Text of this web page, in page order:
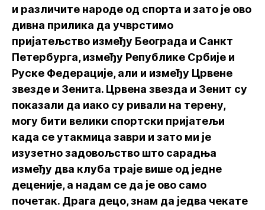
и различите народе од спорта и зато је ово
дивна прилика да учврстимо
пријатељство између Београда и Санкт
Петербурга, између Републике Србије и
Руске Федерације, али и између Црвене
звезде и Зенита. Црвена звезда и Зенит су
показали да иако су ривали на терену,
могу бити велики спортски пријатељи
када се утакмица заври и зато ми је
изузетно задовољство што сарадња
између два клуба траје више од једне
деценије, а надам се да је ово само
почетак. Драга децо, знам да једва чекате